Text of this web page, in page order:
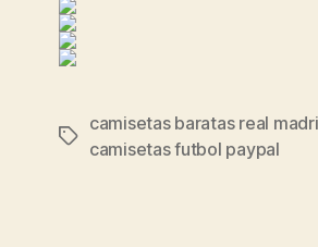
Etiquetas
camisetas baratas real
camisetas futbol paypal